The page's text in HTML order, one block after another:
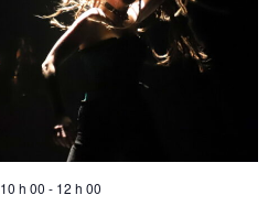
h 00 - 12 h 00